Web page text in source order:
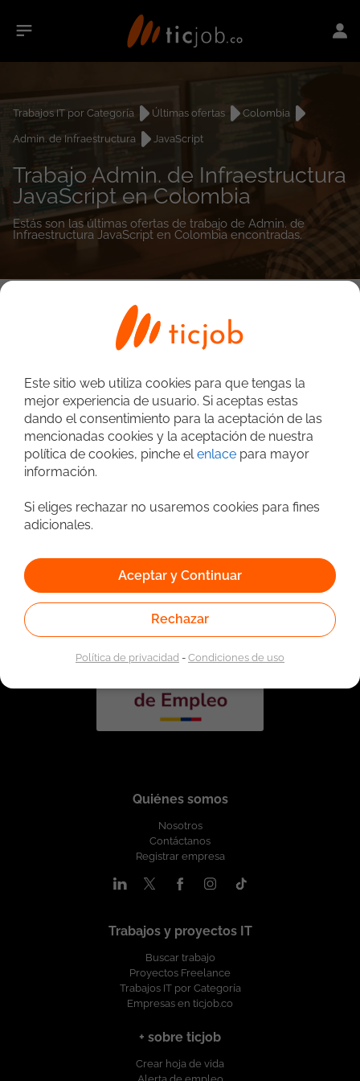
Trabajos IT por Categoría Últimas ofertas
Colombia
Admin. de Infraestructura
JavaScript
Trabajo Admin. de Infraestructura
JavaScript en Colombia
Estás son las últimas ofertas de trabajo de Admin. de
Infraestructura JavaScript en Colombia encontradas.
empleos encontrados
del Servicio Público de Empleo según Resolución No.
0026 del 17 de Enero de 2023,
Quiénes somos
Nosotros
Contáctanos
Registrar empresa
Trabajos y proyectos IT
Buscar trabajo
Proyectos Freelance
Trabajos IT por Categoría
Empresas en ticjob.co
+ sobre ticjob
Crear hoja de vida
Este sitio web utiliza cookies para que tengas la
mejor experiencia de usuario. Si aceptas estas
dando el consentimiento para la aceptación de las
mencionadas cookies y la aceptación de nuestra
política de cookies, pinche elenlace para mayor
información.
Si eliges rechazar no usaremos cookies para fines
adicionales.
Aceptar y Continuar
Rechazar
Política de privacidad-Condiciones de uso